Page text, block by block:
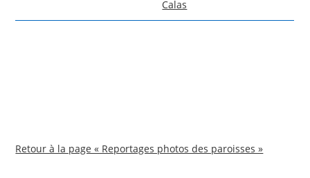
Calas
Retour à la page « Reportages photos des paroisses »